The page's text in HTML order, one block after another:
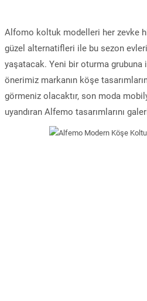
Alfomo koltuk modelleri her zevke
güzel alternatifleri ile bu sezon
yaşatacak. Yeni bir oturma grubuna
önerimiz markanın köşe
görmeniz olacaktır, son moda
uyandıran Alfemo tasarımlarını